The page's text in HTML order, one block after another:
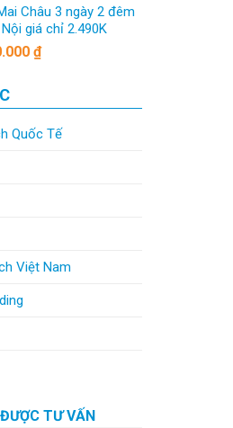
Châu 3 ngày 2 đêm
giá chỉ 2.490K
₫
Quốc Tế
Việt Nam
TƯ VẤN